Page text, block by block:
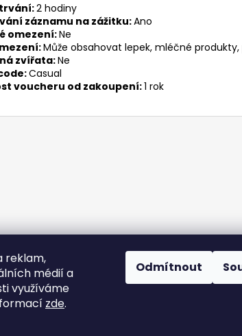
reklam,
médií a
využíváme
zde.
Odmítnout
2 hodiny
záznamu na zážitku:Ano
omezení:Ne
Může obsahovat lepek, mléčné
zvířata:Ne
Casual
voucheru od zakoupení:1 rok